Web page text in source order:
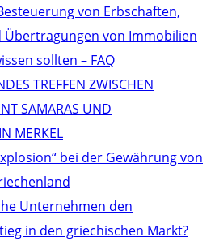
von Erbschaften,
Übertragungen von Immobilien
sollten – FAQ
TREFFEN ZWISCHEN
SAMARAS UND
MERKEL
bei der Gewährung von
Unternehmen den
in den griechischen Markt?